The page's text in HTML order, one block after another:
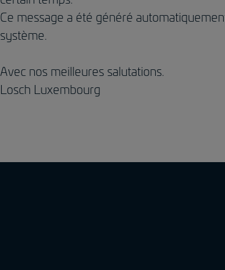
Ce message a été généré
système.
Avec nos meilleures salutations.
Losch Luxembourg